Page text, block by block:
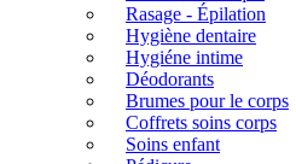
Rasage - Épilation
Hygiène dentaire
Hygiéne intime
Déodorants
Brumes pour le corps
Coffrets soins corps
Soins enfant